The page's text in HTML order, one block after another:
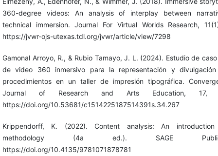
360-degree videos: An analysis of interplay between
technical immersion. Journal For Virtual Worlds Research,
https://jvwr-ojs-utexas.tdl.org/jvwr/article/view/7298
Gamonal Arroyo, R., & Rubio Tamayo, J. L. (2024). Estudio de
de video 360 inmersivo para la representación y
procedimientos en un taller de impresión tipográfica.
Journal of Research and Arts Education, 17,
https://doi.org/10.53681/c1514225187514391s.34.267
Krippendorff, K. (2022). Content analysis: An
methodology (4a ed.). SAGE
https://doi.org/10.4135/9781071878781